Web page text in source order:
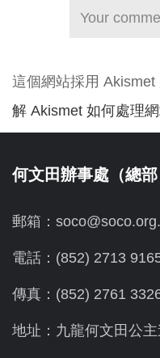
這個網站採用 Akismet
解 Akismet 如何處理
何文田辦事處（總部
郵箱：
電話：(852) 2713
傳真：(852) 2761
地址：九龍何文田公